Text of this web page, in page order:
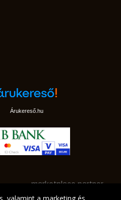
Árukereső.hu
marketplace partner